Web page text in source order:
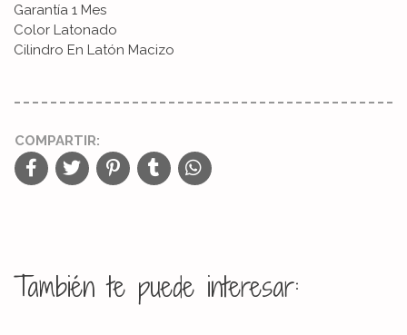
Garantía 1 Mes
Color Latonado
Cilindro En Latón Macizo
COMPARTIR:
También te puede interesar: